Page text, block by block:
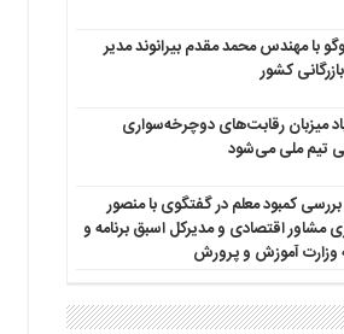
با مهندس محمد مقدم بیرانوند مدیر
کشور
میزبان رقابت‌های دوچرخه‌سواری
تیم ملی می‌شود
کمبود معلم در گفتگوی با منصور
مشاور اقتصادی و مدیرکل اسبق برنامه و
وزارت آموزش و پرورش